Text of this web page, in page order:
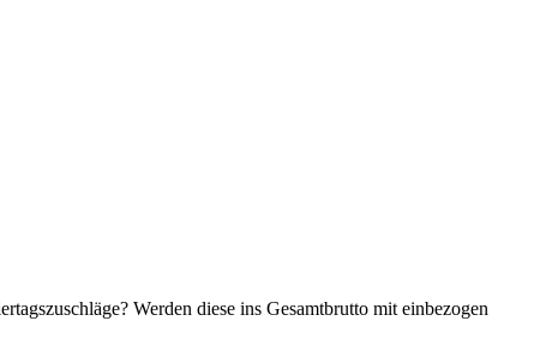
Werden diese ins Gesamtbrutto mit einbezogen